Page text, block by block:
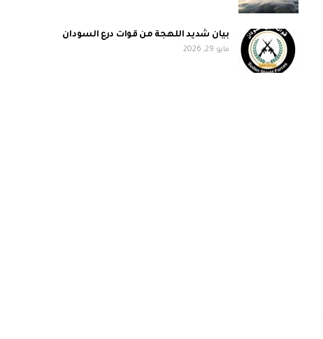
بيان شديد اللهجة من قوات درع السودان
مايو 29, 2026